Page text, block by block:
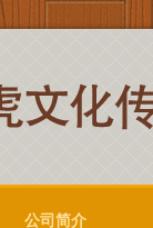
公司简介